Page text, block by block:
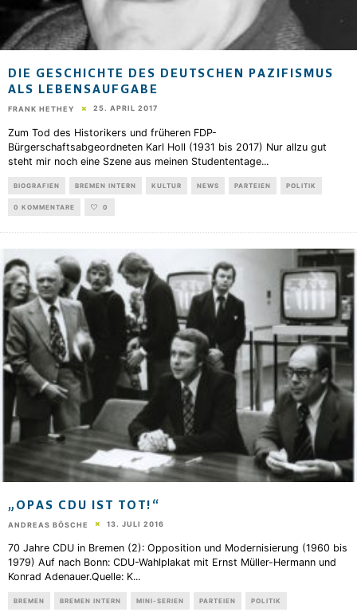
DIE GESCHICHTE DES DEUTSCHEN PAZIFISMUS
ALS LEBENSAUFGABE
FRANK HETHEY 25. APRIL 2017
Zum Tod des Historikers und früheren FDP-
Bürgerschaftsabgeordneten Karl Holl (1931 bis 2017) Nur allzu gut
steht mir noch eine Szene aus meinen Studententage...
BIOGRAFIEN BREMEN INTERN KULTUR NEWS PARTEIEN POLITIK
0 KOMMENTARE 0
„OPAS CDU IST TOT!“
ANDREAS BÖSCHE 13. JULI 2016
70 Jahre CDU in Bremen (2): Opposition und Modernisierung (1960 bis
1979) Auf nach Bonn: CDU-Wahlplakat mit Ernst Müller-Hermann und
Konrad Adenauer.Quelle: K...
BREMEN BREMEN INTERN MINI-SERIEN PARTEIEN POLITIK